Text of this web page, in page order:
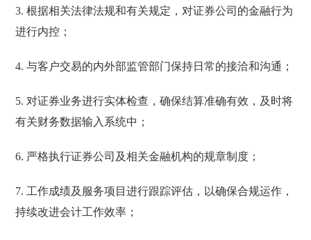
3. 根据相关法律法规和有关规定，对证券公司的金融行为
进行内控；
4. 与客户交易的内外部监管部门保持日常的接洽和沟通；
5. 对证券业务进行实体检查，确保结算准确有效，及时将
有关财务数据输入系统中；
6. 严格执行证券公司及相关金融机构的规章制度；
7. 工作成绩及服务项目进行跟踪评估，以确保合规运作，
持续改进会计工作效率；